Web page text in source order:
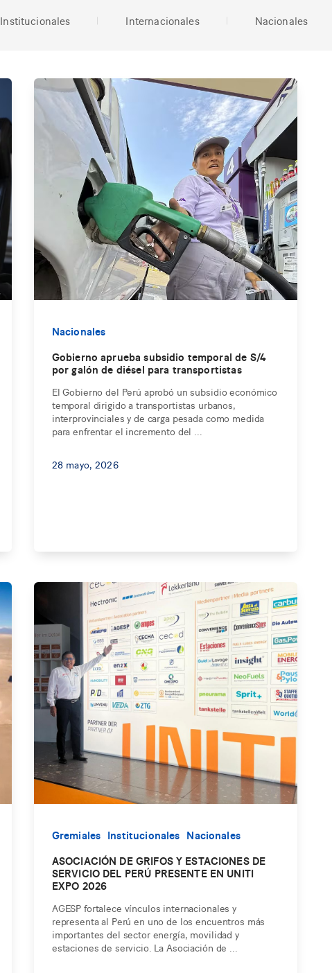
Institucionales Internacionales Nacionales
Nacionales
Gobierno aprueba subsidio temporal de S/4
por galón de diésel para transportistas
El Gobierno del Perú aprobó un subsidio económico
temporal dirigido a transportistas urbanos,
interprovinciales y de carga pesada como medida
para enfrentar el incremento del ...
28 mayo, 2026
Gremiales Institucionales Nacionales
ASOCIACIÓN DE GRIFOS Y ESTACIONES DE
SERVICIO DEL PERÚ PRESENTE EN UNITI
EXPO 2026
AGESP fortalece vínculos internacionales y
representa al Perú en uno de los encuentros más
importantes del sector energía, movilidad y
estaciones de servicio. La Asociación de ...